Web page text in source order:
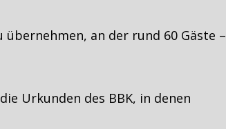
an der rund 60 Gäste –
Urkunden des BBK, in denen